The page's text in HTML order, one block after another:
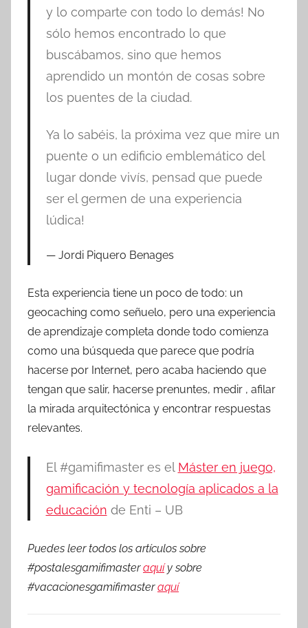
y lo comparte con todo lo demás! No
sólo hemos encontrado lo que
buscábamos, sino que hemos
aprendido un montón de cosas sobre
los puentes de la ciudad.
Ya lo sabéis, la próxima vez que mire un
puente o un edificio emblemático del
lugar donde vivís, pensad que puede
ser el germen de una experiencia
lúdica!
Jordi Piquero Benages
Esta experiencia tiene un poco de todo: un
geocaching como señuelo, pero una experiencia
de aprendizaje completa donde todo comienza
como una búsqueda que parece que podría
hacerse por Internet, pero acaba haciendo que
tengan que salir, hacerse prenuntes, medir , afilar
la mirada arquitectónica y encontrar respuestas
relevantes.
El #gamifimaster es el Máster en juego,
gamificación y tecnología aplicados a la
educación de Enti – UB
Puedes leer todos los artículos sobre
#postalesgamifimasteraquíy sobre
#vacacionesgamifimasteraquí